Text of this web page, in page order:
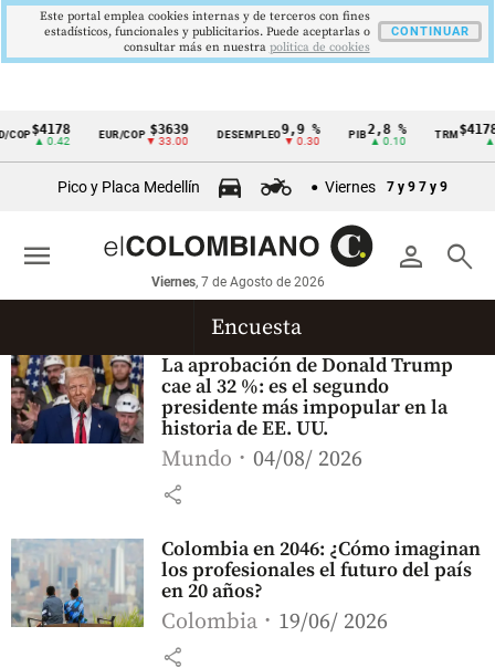
Cintillo
económicos
Colombia
$4178
▲ 0.42
EUR/COP $3639
▼ 33.00
DESEMPLEO9,9 %
▼ 0.30
PIB 2,8 %
▲ 0.10
TRM
▲
Pico y Placa Medellín Viernes 7 y 9 7 y 9
person search
Viernes, 7 de Agosto de 2026
menu
Encuesta
La aprobación de Donald Trump
cae al 32 %: es el segundo
presidente más impopular en la
historia de EE. UU.
Mundo 04/08/ 2026
share
Colombia en 2046: ¿Cómo imaginan
los profesionales el futuro del país
en 20 años?
Colombia 19/06/ 2026
share
Este portal emplea cookies internas y de terceros con fines
estadísticos, funcionales y publicitarios. Puede aceptarlas o
consultar más en nuestra politica de cookies
CONTINUAR